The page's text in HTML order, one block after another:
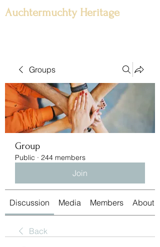
Auchtermuchty Heritage
Groups
Group
Public · 244 members
Join
Discussion Media Members About
Back